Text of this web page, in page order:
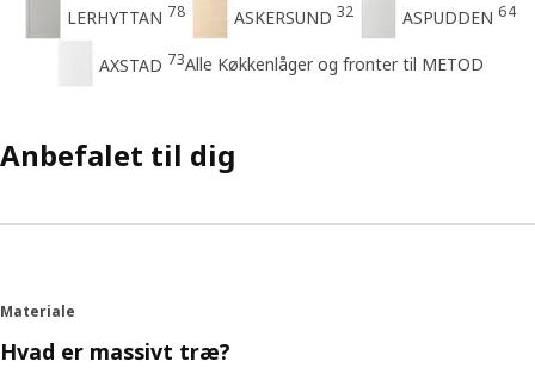
LERHYTTAN 78 ASKERSUND 32 ASPUDDEN 64
AXSTAD 73Alle Køkkenlåger og fronter til METOD
Anbefalet til dig
Materiale
Hvad er massivt træ?